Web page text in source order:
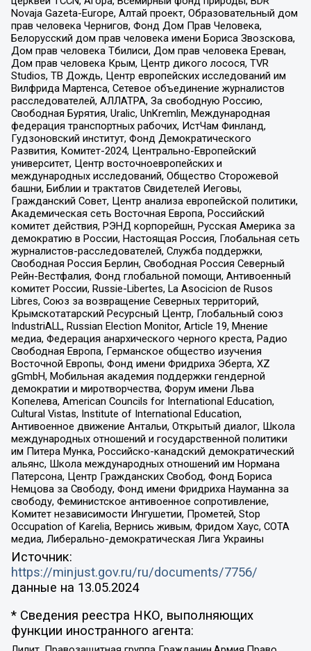
Novaja Gazeta-Europe, Алтай проект, Образовательный дом
прав человека Чернигов, Фонд Дом Прав Человека,
Белорусский дом прав человека имени Бориса Звозскова,
Дом прав человека Тбилиси, Дом прав человека Ереван,
Дом прав человека Крым, Центр дикого лосося, TVR
Studios, ТВ Дождь, Центр европейских исследований им
Вилфрида Мартенса, Сетевое объединение журналистов
расследователей, АЛЛАТРА, За свободную Россию,
Свободная Бурятия, Uralic, UnKremlin, Международная
федерация транспортных рабочих, ИстЧам Финланд,
Гудзоновский институт, Фонд Демократического
Развития, Комитет-2024, Центрально-Европейский
университет, Центр восточноевропейских и
международных исследований, Общество Сторожевой
башни, Библии и трактатов Свидетелей Иеговы,
Гражданский Совет, Центр анализа европейской политики,
Академическая сеть Восточная Европа, Российский
комитет действия, РЭНД корпорейшн, Русская Америка за
демократию в России, Настоящая Россия, Глобальная сеть
журналистов-расследователей, Служба поддержки,
Свободная Россия Берлин, Свободная Россия Северный
Рейн-Вестфалия, Фонд глобальной помощи, Антивоенный
комитет России, Russie-Libertes, La Asocicion de Rusos
Libres, Союз за возвращение Северных территорий,
Крымскотатарский Ресурсный Центр, Глобальный союз
IndustriALL, Russian Election Monitor, Article 19, Мнение
медиа, Федерация анархического черного креста, Радио
Свободная Европа, Германское общество изучения
Восточной Европы, Фонд имени Фридриха Эберта, XZ
gGmbH, Мобильная академия поддержки гендерной
демократии и миротворчества, Форум имени Льва
Копелева, American Councils for International Education,
Cultural Vistas, Institute of International Education,
Антивоенное движение Антальи, Открытый диалог, Школа
международных отношений и государственной политики
им Питера Мунка, Российско-канадский демократический
альянс, Школа международных отношений им Нормана
Патерсона, Центр Гражданских Свобод, Фонд Бориса
Немцова за Свободу, Фонд имени Фридриха Науманна за
свободу, Феминистское антивоенное сопротивление,
Комитет независимости Ингушетии, Прометей, Stop
Occupation of Karelia, Вернись живым, Фридом Хаус, СОТА
медиа, Либерально-демократическая Лига Украины
Источник:
https://minjust.gov.ru/ru/documents/7756/
данные на 13.05.2024
* Сведения реестра НКО, выполняющих
функции иностранного агента: